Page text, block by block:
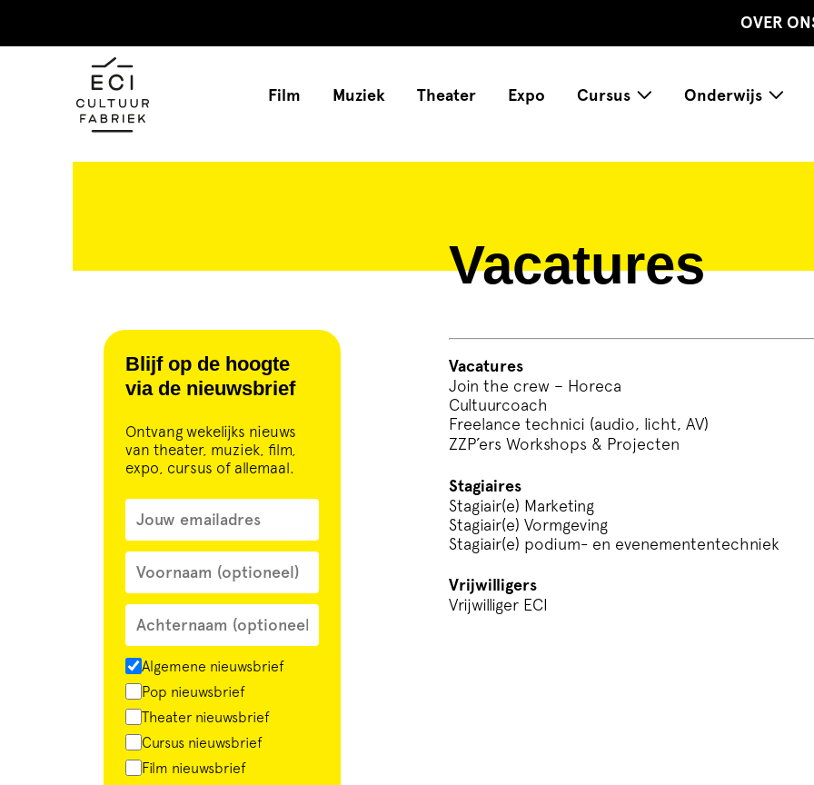
OVER
Film Muziek Theater Expo Cursus Onderwijs
Vacatures
Blijf op de hoogte
via de nieuwsbrief
Ontvang wekelijks nieuws
van theater, muziek, film,
expo, cursus of allemaal.
Algemene nieuwsbrief
Pop nieuwsbrief
Theater nieuwsbrief
Cursus nieuwsbrief
Film nieuwsbrief
Vacatures
Join the crew – Horeca
Cultuurcoach
Freelance technici (audio, licht, AV)
ZZP’ers Workshops & Projecten
Stagiaires
Stagiair(e) Marketing
Stagiair(e) Vormgeving
Stagiair(e) podium- en evenemententechniek
Vrijwilligers
Vrijwilliger ECI